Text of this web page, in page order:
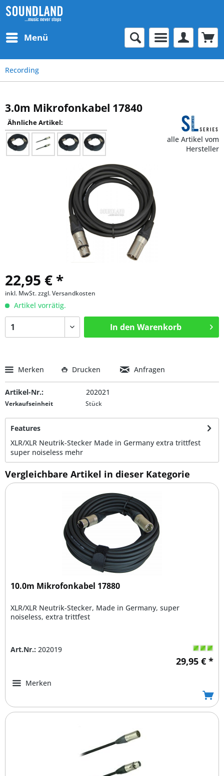
Menü
Recording
3.0m Mikrofonkabel 17840
Ähnliche Artikel:
alle Artikel vom
Hersteller
22,95 € *
inkl. MwSt.zzgl. Versandkosten
Artikel vorrätig.
In den Warenkorb
Merken Drucken Anfragen
Artikel-Nr.: 202021
Verkaufseinheit Stück
Features
XLR/XLR Neutrik-Stecker Made in Germany extra trittfest
super noiseless mehr
Vergleichbare Artikel in dieser Kategorie
10.0m Mikrofonkabel 17880
XLR/XLR Neutrik-Stecker, Made in Germany, super
noiseless, extra trittfest
Art.Nr.: 202019
29,95 € *
Merken